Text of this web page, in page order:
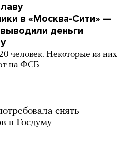
в «Москва-Сити» —
деньги
человек. Некоторые из них
на ФСБ
снять
в Госдуму